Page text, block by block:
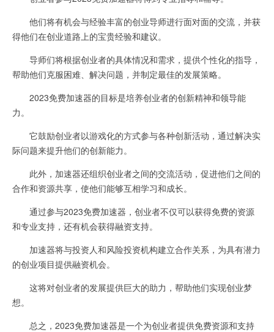
他们将有机会与经验丰富的创业导师进行面对面的交流，并获
得他们在创业道路上的宝贵经验和建议。
导师们将根据创业者的具体情况和需求，提供个性化的指导，
帮助他们克服困难、解决问题，并制定最佳的发展策略。
2023免费加速器的目标是培养创业者的创新精神和领导能
力。
它鼓励创业者以游戏化的方式参与各种创新活动，通过解决实
际问题来提升他们的创新能力。
此外，加速器还组织创业者之间的交流活动，促进他们之间的
合作和资源共享，使他们能够互相学习和成长。
通过参与2023免费加速器，创业者不仅可以获得免费的资源
和专业支持，还有机会获得融资支持。
加速器将与投资人和风险投资机构建立合作关系，为具有潜力
的创业项目提供融资机会。
这将对创业者的发展提供巨大的助力，帮助他们实现创业梦
想。
总之，2023免费加速器是一个为创业者提供免费资源和支持